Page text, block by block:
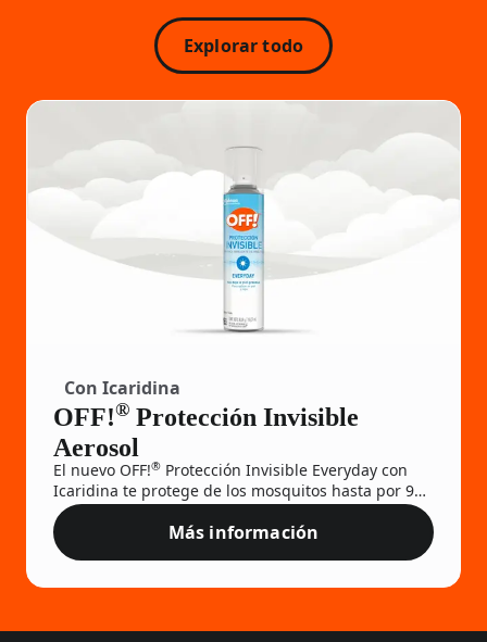
Explorar todo
Con Icaridina
OFF!® Protección Invisible
Aerosol
El nuevo OFF!® Protección Invisible Everyday con
Icaridina te protege de los mosquitos hasta por 9
horas sin dejar sensación grasosa en tu piel.
OFF!® Protección Invisible
Más información